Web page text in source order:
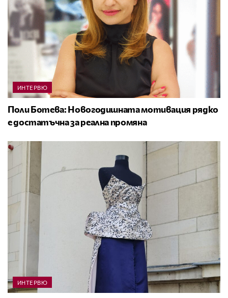
ИНТЕРВЮ
Поли Ботева: Новогодишната мотивация рядко
е достатъчна за реална промяна
ИНТЕРВЮ